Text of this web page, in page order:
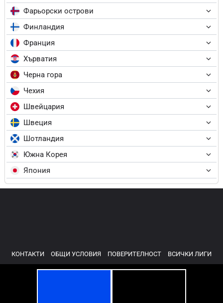
Фарьорски острови
Финландия
Франция
Хърватия
Черна гора
Чехия
Швейцария
Швеция
Шотландия
Южна Корея
Япония
КОНТАКТИ ОБЩИ УСЛОВИЯ ПОВЕРИТЕЛНОСТ ВСИЧКИ ЛИГИ